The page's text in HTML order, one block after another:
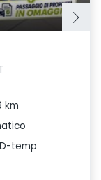
km
temp